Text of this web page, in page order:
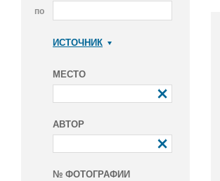
по
ИСТОЧНИК
МЕСТО
АВТОР
№ ФОТОГРАФИИ